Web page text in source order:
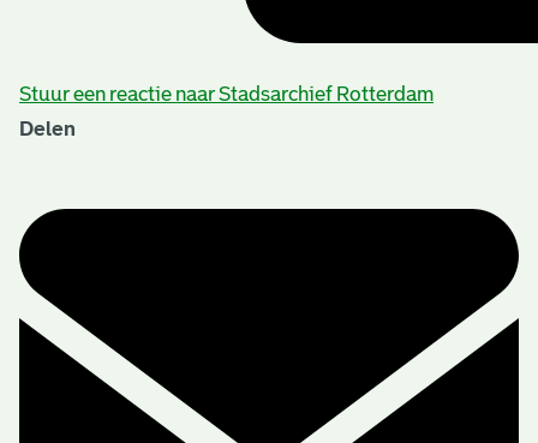
Stuur een reactie naar Stadsarchief Rotterdam
Delen